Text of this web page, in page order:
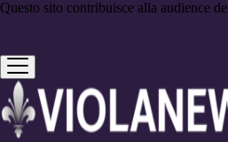
Questo sito contribuisce alla audience de